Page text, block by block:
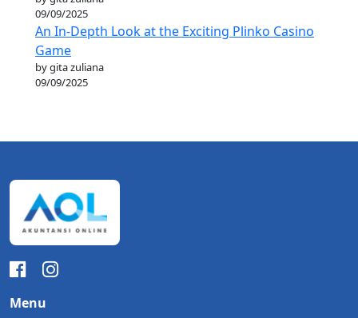
09/09/2025
An In-Depth Look at the Exciting Plinko Casino
Game
by gita zuliana
09/09/2025
Menu